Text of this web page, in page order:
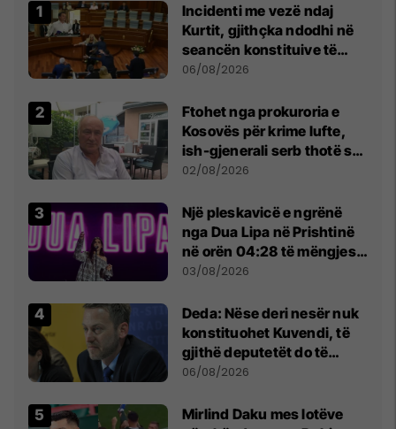
Incidenti me vezë ndaj
Kurtit, gjithçka ndodhi në
seancën konstituive të
Kuvendit
06/08/2026
Ftohet nga prokuroria e
Kosovës për krime lufte,
ish-gjenerali serb thotë se
dikush e tradhtoi në
02/08/2026
Një pleskavicë e ngrënë
nga Dua Lipa në Prishtinë
në orën 04:28 të mëngjesit
- dhe bota digjitale serbe
03/08/2026
Deda: Nëse deri nesër nuk
konstituohet Kuvendi, të
gjithë deputetët do të
bëjnë shkelje të rëndë
06/08/2026
Mirlind Daku mes lotëve